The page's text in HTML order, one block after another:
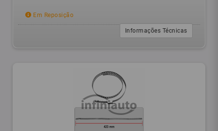
Em Reposição
Informações Técnicas